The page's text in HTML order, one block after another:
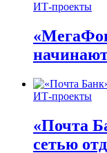
ИТ-проекты
ИТ-проекты
«Почта
сетью